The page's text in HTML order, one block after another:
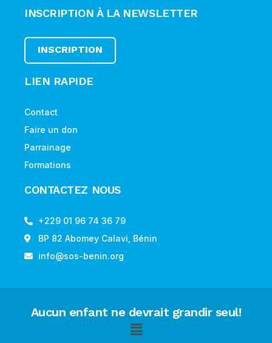
INSCRIPTION À LA NEWSLETTER
INSCRIPTION
LIEN RAPIDE
Contact
Faire un don
Parrainage
Formations
CONTACTEZ NOUS
+229 01 96 74 36 79
BP 82 Abomey Calavi, Bénin
info@sos-benin.org
Aucun enfant ne devrait grandir seul!